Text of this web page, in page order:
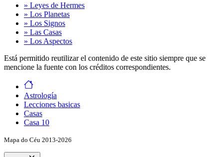
» Leyes de Hermes
» Los Planetas
» Los Signos
» Las Casas
» Los Aspectos
Está permitido reutilizar el contenido de este sitio siempre que se
mencione la fuente con los créditos correspondientes.
Astrología
Lecciones basicas
Casas
Casa 10
Mapa do Céu 2013-2026